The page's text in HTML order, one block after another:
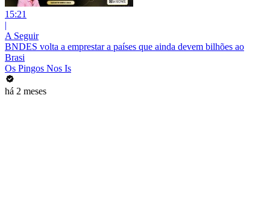
15:21
|
A Seguir
BNDES volta a emprestar a países que ainda devem bilhões ao
Brasi
Os Pingos Nos Is
há 2 meses